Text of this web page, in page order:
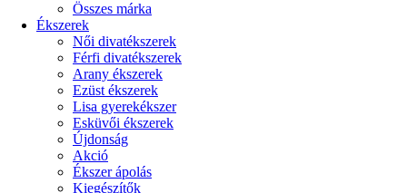
Összes márka
Ékszerek
Női divatékszerek
Férfi divatékszerek
Arany ékszerek
Ezüst ékszerek
Lisa gyerekékszer
Esküvői ékszerek
Újdonság
Akció
Ékszer ápolás
Kiegészítők